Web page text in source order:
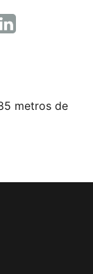
metros de